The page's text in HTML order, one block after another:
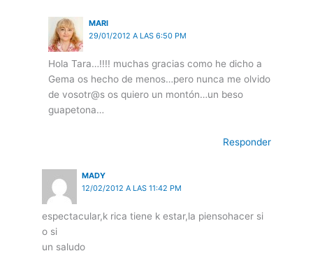
MARI
29/01/2012 A LAS 6:50 PM
Hola Tara…!!!! muchas gracias como he dicho a
Gema os hecho de menos…pero nunca me olvido
de vosotr@s os quiero un montón…un beso
guapetona…
Responder
MADY
12/02/2012 A LAS 11:42 PM
espectacular,k rica tiene k estar,la piensohacer si
o si
un saludo